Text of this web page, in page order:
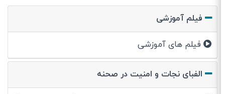
فیلم آموزشی
فیلم های آموزشی
الفبای نجات و امنیت در صحنه